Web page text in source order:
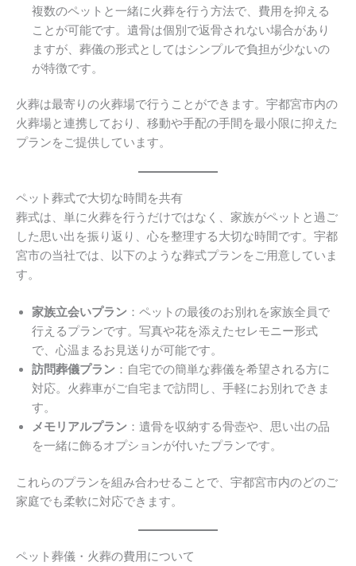
複数のペットと一緒に火葬を行う方法で、費用を抑える
ことが可能です。遺骨は個別で返骨されない場合があり
ますが、葬儀の形式としてはシンプルで負担が少ないの
が特徴です。
火葬は最寄りの火葬場で行うことができます。宇都宮市内の
火葬場と連携しており、移動や手配の手間を最小限に抑えた
プランをご提供しています。
ペット葬式で大切な時間を共有
葬式は、単に火葬を行うだけではなく、家族がペットと過ご
した思い出を振り返り、心を整理する大切な時間です。宇都
宮市の当社では、以下のような葬式プランをご用意していま
す。
家族立会いプラン ：ペットの最後のお別れを家族全員で
行えるプランです。写真や花を添えたセレモニー形式
で、心温まるお見送りが可能です。
訪問葬儀プラン ：自宅での簡単な葬儀を希望される方に
対応。火葬車がご自宅まで訪問し、手軽にお別れできま
す。
メモリアルプラン ：遺骨を収納する骨壺や、思い出の品
を一緒に飾るオプションが付いたプランです。
これらのプランを組み合わせることで、宇都宮市内のどのご
家庭でも柔軟に対応できます。
ペット葬儀・火葬の費用について